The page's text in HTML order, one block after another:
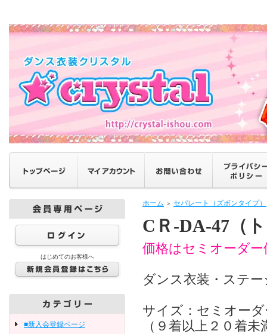
はじめてのお客様へ
■新入会登録ページ
ホーム ＞ セパレート（ズボンタイプ）
CＲ-DA-47（
価格はセミオーダ
ダンス衣装・ステ
サイズ：セミオー
（９着以上２０着